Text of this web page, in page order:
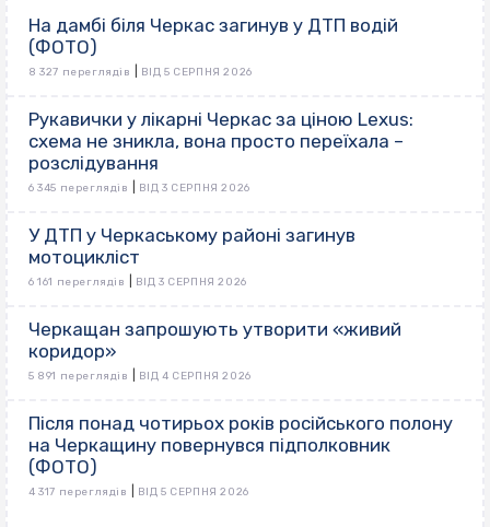
На дамбі біля Черкас загинув у ДТП водій
(ФОТО)
8 327 переглядів ВІД 5 СЕРПНЯ 2026
Рукавички у лікарні Черкас за ціною Lexus:
схема не зникла, вона просто переїхала –
розслідування
6 345 переглядів ВІД 3 СЕРПНЯ 2026
У ДТП у Черкаському районі загинув
мотоцикліст
6 161 переглядів ВІД 3 СЕРПНЯ 2026
Черкащан запрошують утворити «живий
коридор»
5 891 переглядів ВІД 4 СЕРПНЯ 2026
Після понад чотирьох років російського полону
на Черкащину повернувся підполковник
(ФОТО)
4 317 переглядів ВІД 5 СЕРПНЯ 2026